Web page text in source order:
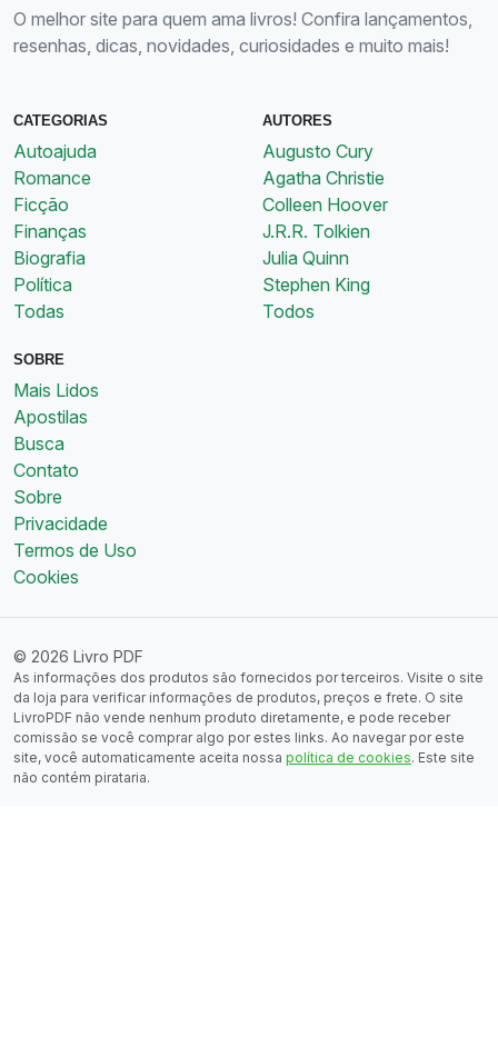
O melhor site para quem ama livros! Confira lançamentos,
resenhas, dicas, novidades, curiosidades e muito mais!
CATEGORIAS
Autoajuda
Romance
Ficção
Finanças
Biografia
Política
Todas
AUTORES
Augusto Cury
Agatha Christie
Colleen Hoover
J.R.R. Tolkien
Julia Quinn
Stephen King
Todos
SOBRE
Mais Lidos
Apostilas
Busca
Contato
Sobre
Privacidade
Termos de Uso
Cookies
© 2026 Livro PDF
As informações dos produtos são fornecidos por terceiros. Visite o site
da loja para verificar informações de produtos, preços e frete. O site
LivroPDF não vende nenhum produto diretamente, e pode receber
comissão se você comprar algo por estes links. Ao navegar por este
site, você automaticamente aceita nossa política de cookies. Este site
não contém pirataria.